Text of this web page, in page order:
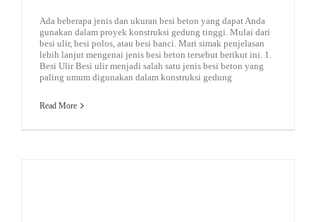
Ada beberapa jenis dan ukuran besi beton yang dapat Anda
gunakan dalam proyek konstruksi gedung tinggi. Mulai dari
besi ulir, besi polos, atau besi banci. Mari simak penjelasan
lebih lanjut mengenai jenis besi beton tersebut berikut ini. 1.
Besi Ulir Besi ulir menjadi salah satu jenis besi beton yang
paling umum digunakan dalam konstruksi gedung
Read More